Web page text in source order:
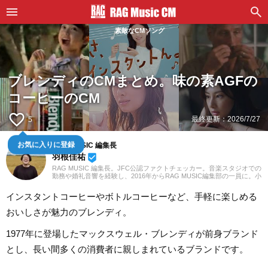
素敵なCMソング
ブレンディのCMまとめ。味の素AGFの
コーヒーのCM
favorite_border 5
お気に入りに登録
最終更新：2026/7/27
RAG MUSIC 編集長
羽根佳祐 beenhere
RAG MUSIC 編集長。JFC公認ファクトチェッカー。音楽スタジオでの
勤務や婚礼音響を経験し、2016年からRAG MUSIC編集部の一員に。小
バンドでドラムと、さまざまな楽器を経験。各種楽曲紹介記事をはじ
め、各地の音楽フェスの紹介記事やライブレポートなど、自身の音楽
活動やこれまでの業務で培った経験を元に日々記事を制作していま
す。音楽は国内外のロックはもちろん、最近ではJ-POPも広く好んで
インスタントコーヒーやボトルコーヒーなど、手軽に楽しめる
おいしさが魅力のブレンディ。
1977年に登場したマックスウェル・ブレンディが前身ブランド
とし、長い間多くの消費者に親しまれているブランドです。